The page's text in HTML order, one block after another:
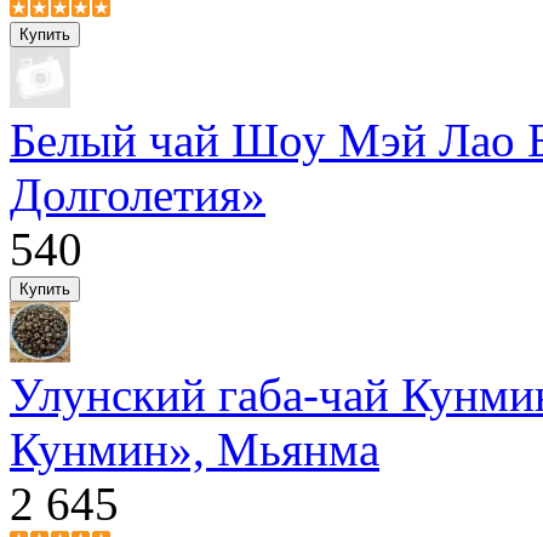
Белый чай Шоу Мэй Лао
Долголетия»
540
Улунский габа-чай
Кунмин», Мьянма
2 645